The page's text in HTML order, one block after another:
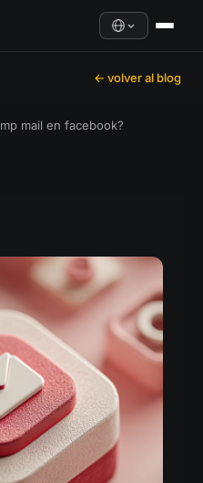
← volver al blog
mail en facebook?